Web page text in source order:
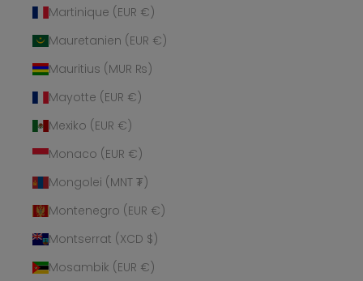
Martinique (EUR €)
Mauretanien (EUR €)
Mauritius (MUR ₨)
Mayotte (EUR €)
Mexiko (EUR €)
Monaco (EUR €)
Mongolei (MNT ₮)
Montenegro (EUR €)
Montserrat (XCD $)
Mosambik (EUR €)